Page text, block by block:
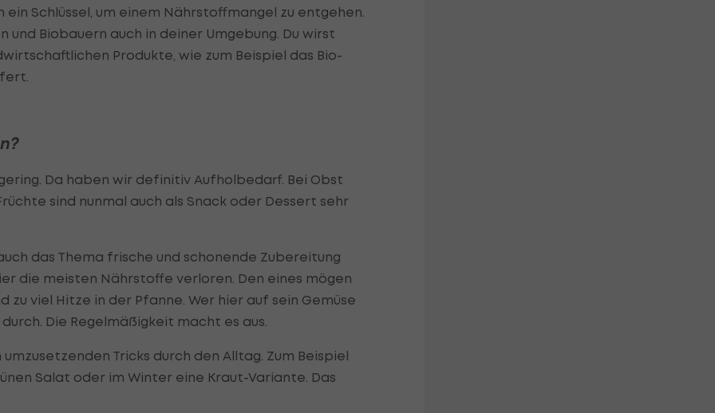
Schlüssel, um einem Nährstoffmangel zu entgehen.
Biobauern auch in deiner Umgebung. Du wirst
Produkte, wie zum Beispiel das Bio-
Da haben wir definitiv Aufholbedarf. Bei Obst
sind nunmal auch als Snack oder Dessert sehr
das Thema frische und schonende Zubereitung
die meisten Nährstoffe verloren. Den eines mögen
viel Hitze in der Pfanne. Wer hier auf sein Gemüse
Die Regelmäßigkeit macht es aus.
Tricks durch den Alltag. Zum Beispiel
Salat oder im Winter eine Kraut-Variante. Das